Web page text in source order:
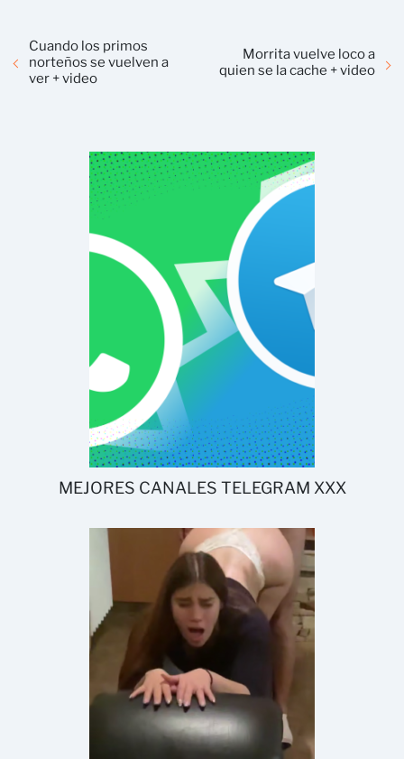
Cuando los primos
norteños se vuelven a
ver + video
Morrita vuelve loco a
quien se la cache + video
MEJORES CANALES TELEGRAM XXX